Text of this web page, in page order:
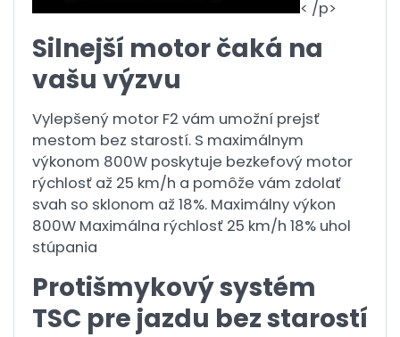
< /p>
Silnejší motor čaká na
vašu výzvu
Vylepšený motor F2 vám umožní prejsť
mestom bez starostí. S maximálnym
výkonom 800W poskytuje bezkefový motor
rýchlosť až 25 km/h a pomôže vám zdolať
svah so sklonom až 18%. Maximálny výkon
800W Maximálna rýchlosť 25 km/h 18% uhol
stúpania
Protišmykový systém
TSC pre jazdu bez starostí